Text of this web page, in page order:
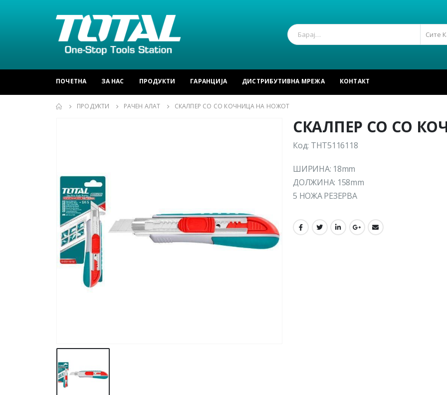
Сите
ПОЧЕТНА ЗА НАС ПРОДУКТИ ГАРАНЦИЈА ДИСТРИБУТИВНА МРЕЖА КОНТАКТ
ПРОДУКТИ РАЧЕН АЛАТ СКАЛПЕР СО СО КОЧНИЦА НА НОЖОТ
СКАЛПЕР СО СО
Код: THT5116118
ШИРИНА: 18mm
ДОЛЖИНА: 158mm
5 НОЖА РЕЗЕРВА